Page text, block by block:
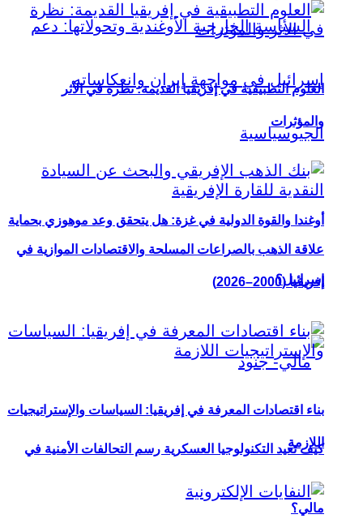
أوغندا والقوة الدولية في غزة: هل يتحقق وعد موهوزي بحماية
إسرائيل؟
كيف تعيد التكنولوجيا العسكرية رسم التحالفات الأمنية في
مالي؟
العلوم التطبيقية في إفريقيا القديمة: نظرة في الأثر
والمؤثرات
علاقة الذهب بالصراعات المسلحة والاقتصادات الموازية في
إفريقيا (2000–2026)
بناء اقتصادات المعرفة في إفريقيا: السياسات والإستراتيجيات
اللازمة